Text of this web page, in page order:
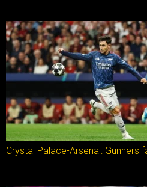
Crystal Palace-Arsenal: Gunners